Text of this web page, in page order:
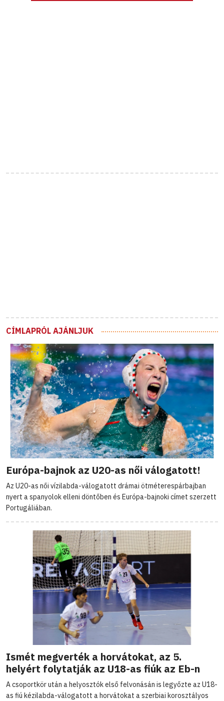
CÍMLAPRÓL AJÁNLJUK
Európa-bajnok az U20-as női válogatott!
Az U20-as női vízilabda-válogatott drámai ötméterespárbajban
nyert a spanyolok elleni döntőben és Európa-bajnoki címet szerzett
Portugáliában.
Ismét megverték a horvátokat, az 5.
helyért folytatják az U18-as fiúk az Eb-n
A csoportkör után a helyosztók első felvonásán is legyőzte az U18-
as fiú kézilabda-válogatott a horvátokat a szerbiai korosztályos